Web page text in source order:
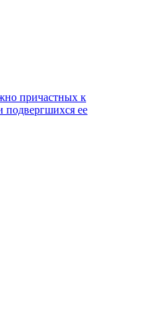
причастных к
подвергшихся ее